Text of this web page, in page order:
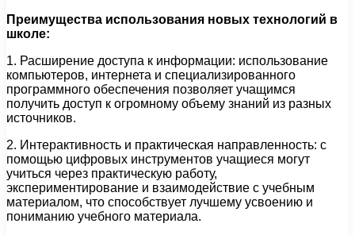
Преимущества использования новых технологий в
школе:
1. Расширение доступа к информации: использование
компьютеров, интернета и специализированного
программного обеспечения позволяет учащимся
получить доступ к огромному объему знаний из разных
источников.
2. Интерактивность и практическая направленность: с
помощью цифровых инструментов учащиеся могут
учиться через практическую работу,
экспериментирование и взаимодействие с учебным
материалом, что способствует лучшему усвоению и
пониманию учебного материала.